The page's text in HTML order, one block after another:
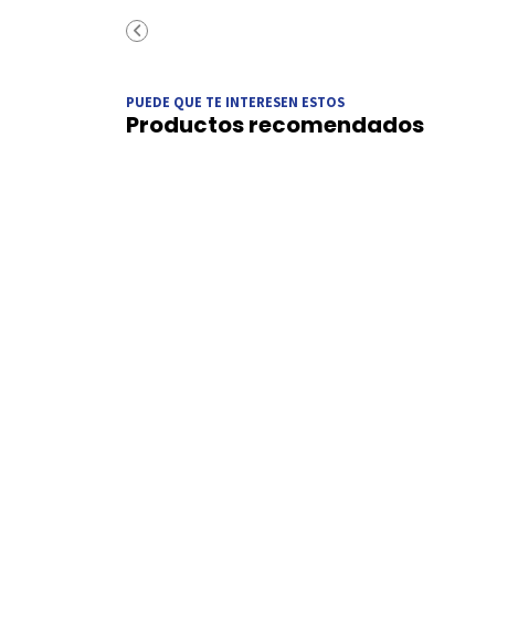
PUEDE QUE TE INTERESEN ESTOS
Productos recomendados